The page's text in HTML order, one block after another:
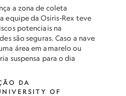
a zona de coleta
equipe da Osiris-Rex teve
potenciais na
são seguras. Caso a nave
área em amarelo ou
suspensa para o dia
DA
OF